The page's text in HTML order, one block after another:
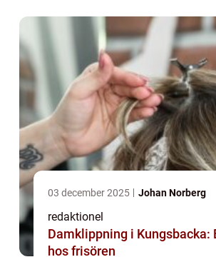
03 december 2025 Johan Norberg
redaktionel
Damklippning i Kungsbacka:
hos frisören